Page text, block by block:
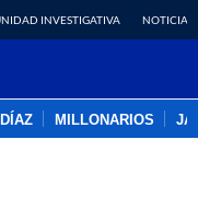
INVESTIGATIVA NOTICIAS
MILLONARIOS